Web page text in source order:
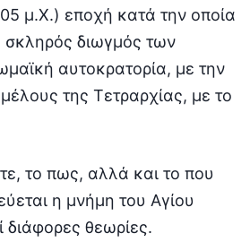
μ.Χ.) εποχή κατά την οποία
διωγμός των
αυτοκρατορία, με την
της Τετραρχίας, με το
το πως, αλλά και το που
η μνήμη του Αγίου
διάφορες θεωρίες.